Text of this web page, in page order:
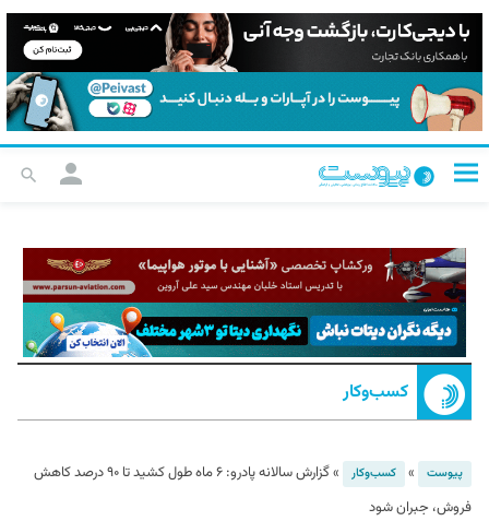
کسب‌و‌کار
پیوست » کسب‌و‌کار »
گزارش سالانه پادرو: ۶ ماه طول کشید تا ۹۰ درصد کاهش
فروش، جبران شود